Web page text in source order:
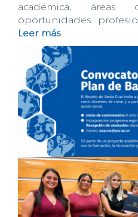
académica,
oportunidades
Leer más.